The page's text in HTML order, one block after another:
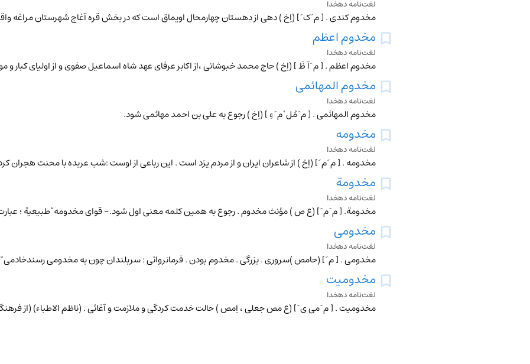
لغت‌نامه دهخدا
مخدوم اعظم
لغت‌نامه دهخدا
مخدوم المهائمی
لغت‌نامه دهخدا
مخدوم المهائمی . [ م َ مُل ْ م َ ءِ ] (اِخ ) رجوع به علی بن احمد مهائمی شود.
مخدومه
لغت‌نامه دهخدا
مخدومة
لغت‌نامه دهخدا
مخدومی
لغت‌نامه دهخدا
مخدومیت
لغت‌نامه دهخدا